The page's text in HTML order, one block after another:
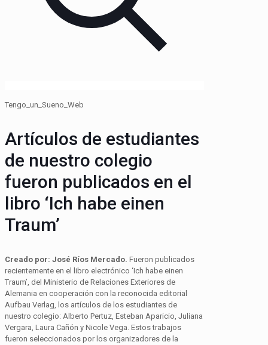
Tengo_un_Sueno_Web
Artículos de estudiantes
de nuestro colegio
fueron publicados en el
libro ‘Ich habe einen
Traum’
Creado por: José Ríos Mercado. Fueron publicados
recientemente en el libro electrónico ‘Ich habe einen
Traum’, del Ministerio de Relaciones Exteriores de
Alemania en cooperación con la reconocida editorial
Aufbau Verlag, los artículos de los estudiantes de
nuestro colegio: Alberto Pertuz, Esteban Aparicio, Juliana
Vergara, Laura Cañón y Nicole Vega. Estos trabajos
fueron seleccionados por los organizadores de la